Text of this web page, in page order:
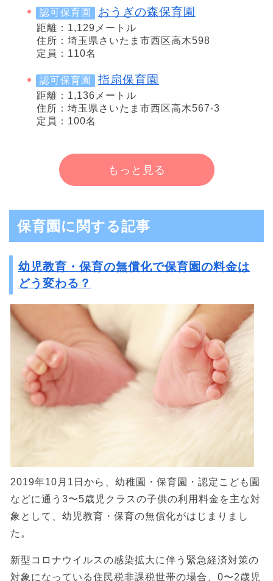
認可保育園 おうぎの森保育園
距離：1,129メートル
住所：埼玉県さいたま市西区高木598
定員：110名
認可保育園 指扇保育園
距離：1,136メートル
住所：埼玉県さいたま市西区高木567-3
定員：100名
もっと見る
保育園に関する記事
幼児教育・保育の無償化で保育園の料金は
どう変わる？
2019年10月1日から、幼稚園・保育園・認定こども園
などに通う3〜5歳児クラスの子供の利用料金を主な対
象として、幼児教育・保育の無償化がはじまりまし
た。
新型コロナウイルスの感染拡大に伴う緊急経済対策の
対象になっている住民税非課税世帯の場合、0〜2歳児